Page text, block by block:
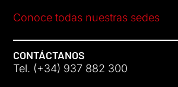
Conoce todas nuestras sedes
CONTÁCTANOS
Tel. (+34) 937 882 300